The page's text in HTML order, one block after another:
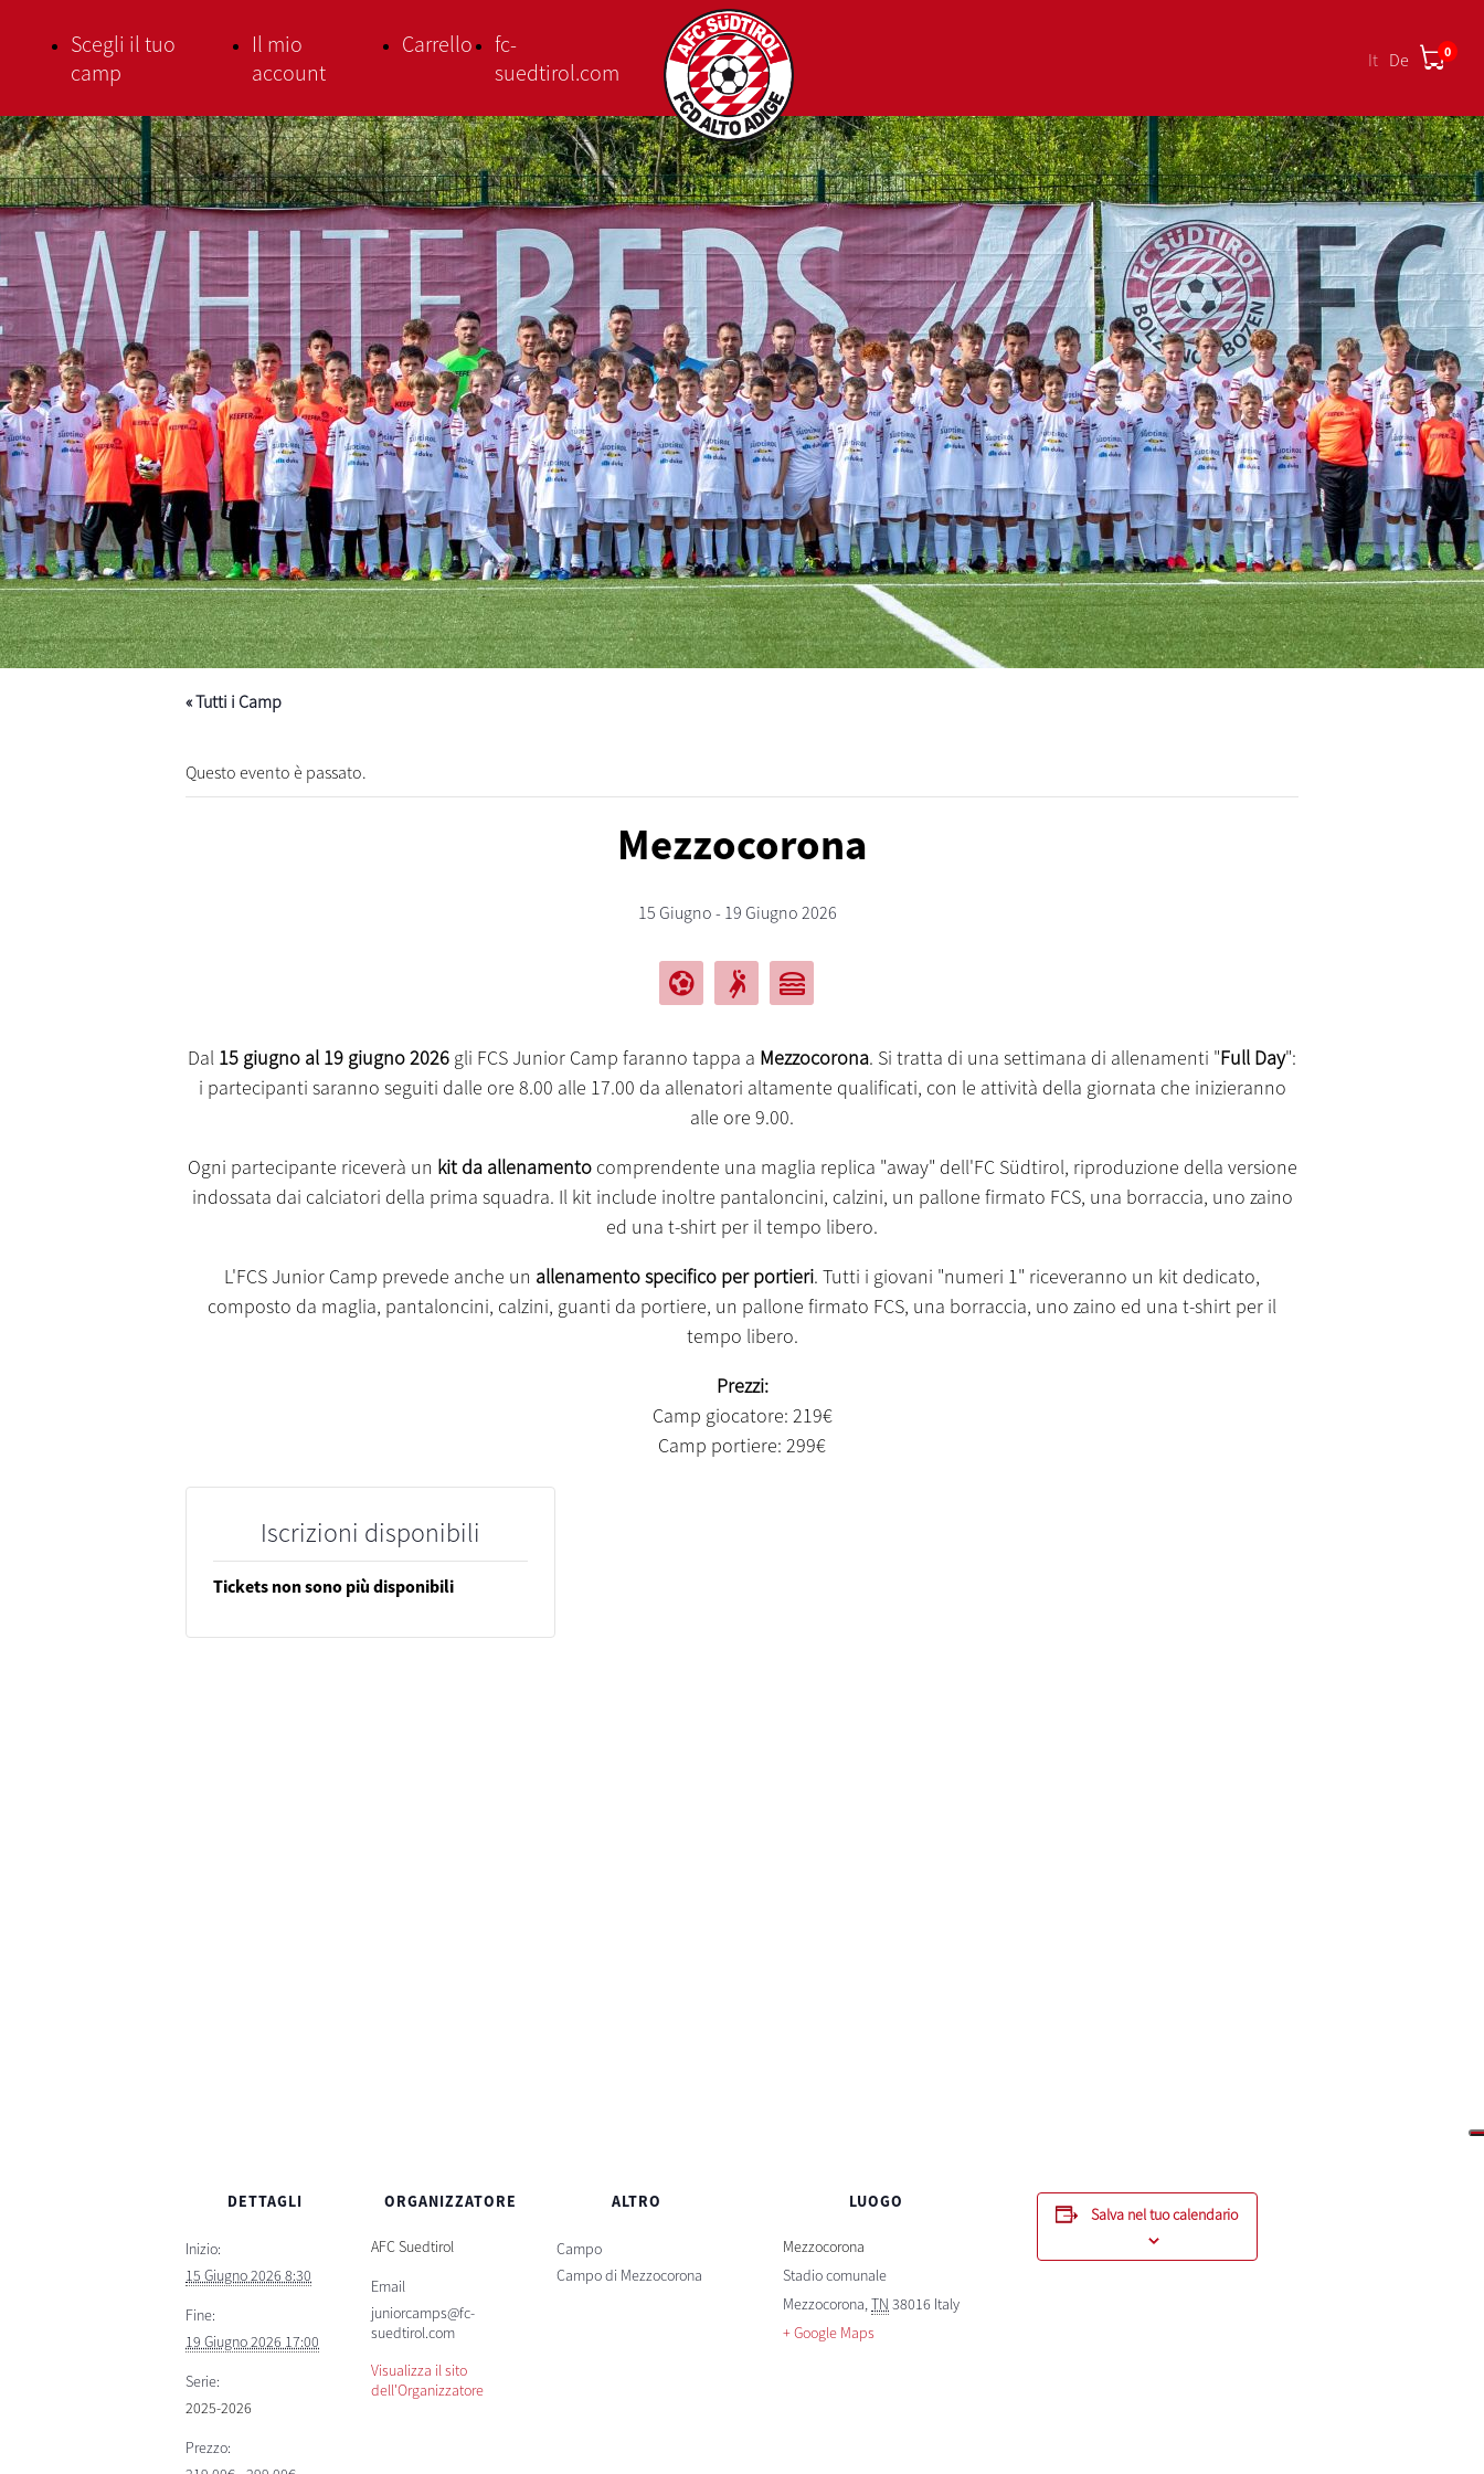
Scegli il tuo
camp
Il mio
account
Carrello
fc-
suedtirol.com
it de 0
« Tutti i Camp
Questo evento è passato.
Mezzocorona
15 Giugno - 19 Giugno 2026
sports_and_outdoors sports_handball lunch_dining
Dal 15 giugno al 19 giugno 2026 gli FCS Junior Camp faranno tappa a Mezzocorona. Si tratta di una settimana di allenamenti "Full Day":
i partecipanti saranno seguiti dalle ore 8.00 alle 17.00 da allenatori altamente qualificati, con le attività della giornata che inizieranno
alle ore 9.00.
Ogni partecipante riceverà un kit da allenamentocomprendente una maglia replica "away" dell'FC Südtirol, riproduzione della versione
indossata dai calciatori della prima squadra. Il kit include inoltre pantaloncini, calzini, un pallone firmato FCS, una borraccia, uno zaino
ed una t-shirt per il tempo libero.
L'FCS Junior Camp prevede anche un allenamento specifico per portieri. Tutti i giovani "numeri 1" riceveranno un kit dedicato,
composto da maglia, pantaloncini, calzini, guanti da portiere, un pallone firmato FCS, una borraccia, uno zaino ed una t-shirt per il
tempo libero.
Prezzi:
Camp giocatore: 219€
Camp portiere: 299€
DETTAGLI
Inizio:
15 Giugno 2026 8:30
Fine:
19 Giugno 2026 17:00
Serie:
2025-2026
Prezzo:
ORGANIZZATORE
AFC Suedtirol
Email
juniorcamps@fc-
suedtirol.com
Visualizza il sito
dell'Organizzatore
ALTRO
Campo
Campo di Mezzocorona
LUOGO
Mezzocorona
Stadio comunale
Mezzocorona,TN 38016 Italy
+ Google Maps
Salva nel tuo calendario
Iscrizioni disponibili
Tickets non sono più disponibili